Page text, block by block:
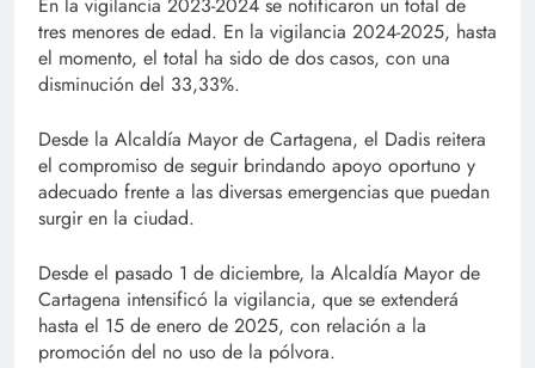
En la vigilancia 2023-2024 se notificaron un total de
tres menores de edad. En la vigilancia 2024-2025, hasta
el momento, el total ha sido de dos casos, con una
disminución del 33,33%.
Desde la Alcaldía Mayor de Cartagena, el Dadis reitera
el compromiso de seguir brindando apoyo oportuno y
adecuado frente a las diversas emergencias que puedan
surgir en la ciudad.
Desde el pasado 1 de diciembre, la Alcaldía Mayor de
Cartagena intensificó la vigilancia, que se extenderá
hasta el 15 de enero de 2025, con relación a la
promoción del no uso de la pólvora.